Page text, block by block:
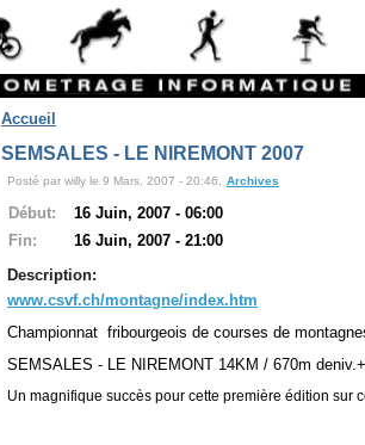
Accueil
SEMSALES - LE NIREMONT 2007
Posté par willy le 9 Mars, 2007 - 20:46. Archives
Début:
16 Juin, 2007 - 06:00
Fin:
16 Juin, 2007 - 21:00
Description:
www.csvf.ch/montagne/index.htm
Championnat fribourgeois de courses de
SEMSALES - LE NIREMONT 14KM / 670m
Un magnifique succès pour cette première édition sur